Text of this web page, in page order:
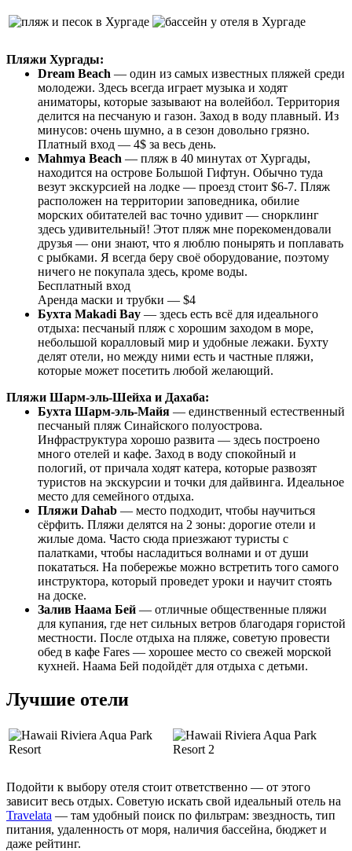
Пляжи Хургады:
Dream Beach — один из самых известных пляжей среди
молодежи. Здесь всегда играет музыка и ходят
аниматоры, которые зазывают на волейбол. Территория
делится на песчаную и газон. Заход в воду плавный. Из
минусов: очень шумно, а в сезон довольно грязно.
Платный вход — 4$ за весь день.
Мahmya Beach — пляж в 40 минутах от Хургады,
находится на острове Большой Гифтун. Обычно туда
везут экскурсией на лодке — проезд стоит $6-7. Пляж
расположен на территории заповедника, обилие
морских обитателей вас точно удивит — снорклинг
здесь удивительный! Этот пляж мне порекомендовали
друзья — они знают, что я люблю понырять и поплавать
с рыбками. Я всегда беру своё оборудование, поэтому
ничего не покупала здесь, кроме воды.
Бесплатный вход
Аренда маски и трубки — $4
Бухта Makadi Bay — здесь есть всё для идеального
отдыха: песчаный пляж с хорошим заходом в море,
небольшой коралловый мир и удобные лежаки. Бухту
делят отели, но между ними есть и частные пляжи,
которые может посетить любой желающий.
Пляжи Шарм-эль-Шейха и Дахаба:
Бухта Шарм-эль-Майя — единственный естественный
песчаный пляж Синайского полуострова.
Инфраструктура хорошо развита — здесь построено
много отелей и кафе. Заход в воду спокойный и
пологий, от причала ходят катера, которые развозят
туристов на экскурсии и точки для дайвинга. Идеальное
место для семейного отдыха.
Пляжи Dahab — место подходит, чтобы научиться
сёрфить. Пляжи делятся на 2 зоны: дорогие отели и
жилые дома. Часто сюда приезжают туристы с
палатками, чтобы насладиться волнами и от души
покататься. На побережье можно встретить того самого
инструктора, который проведет уроки и научит стоять
на доске.
Залив Наама Бей — отличные общественные пляжи
для купания, где нет сильных ветров благодаря гористой
местности. После отдыха на пляже, советую провести
обед в кафе Fares — хорошее место со свежей морской
кухней. Наама Бей подойдёт для отдыха с детьми.
Лучшие отели
Подойти к выбору отеля стоит ответственно — от этого
зависит весь отдых. Советую искать свой идеальный отель на
Travelata — там удобный поиск по фильтрам: звездность, тип
питания, удаленность от моря, наличия бассейна, бюджет и
даже рейтинг.